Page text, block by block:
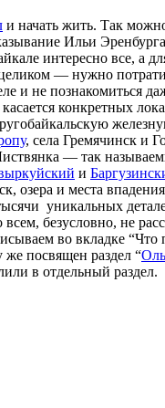
и начать жить. Так
Ильи
интересно все, а
целиком — нужно
и не познакомиться
конкретных
, села Гремячинск и
— так
и
озера и места
уникальных
безусловно, не
во вкладке “Что
же посвящен раздел “
в отдельный раздел.